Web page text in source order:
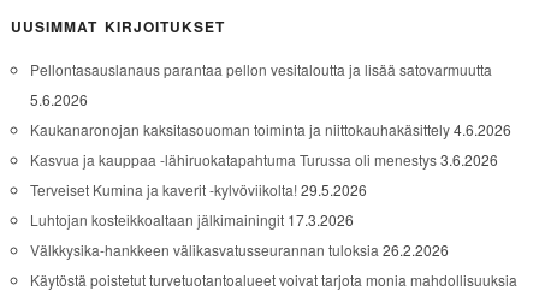
UUSIMMAT KIRJOITUKSET
Pellontasauslanaus parantaa pellon vesitaloutta ja lisää satovarmuutta
5.6.2026
Kaukanaronojan kaksitasouoman toiminta ja niittokauhakäsittely4.6.2026
Kasvua ja kauppaa -lähiruokatapahtuma Turussa oli menestys3.6.2026
Terveiset Kumina ja kaverit -kylvöviikolta!29.5.2026
Luhtojan kosteikkoaltaan jälkimainingit 17.3.2026
Välkkysika-hankkeen välikasvatusseurannan tuloksia 26.2.2026
Käytöstä poistetut turvetuotantoalueet voivat tarjota monia mahdollisuuksia